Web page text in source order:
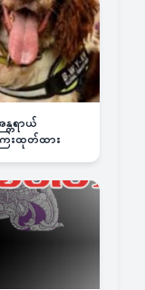
ရာယ်
ေးထုတ်ထား